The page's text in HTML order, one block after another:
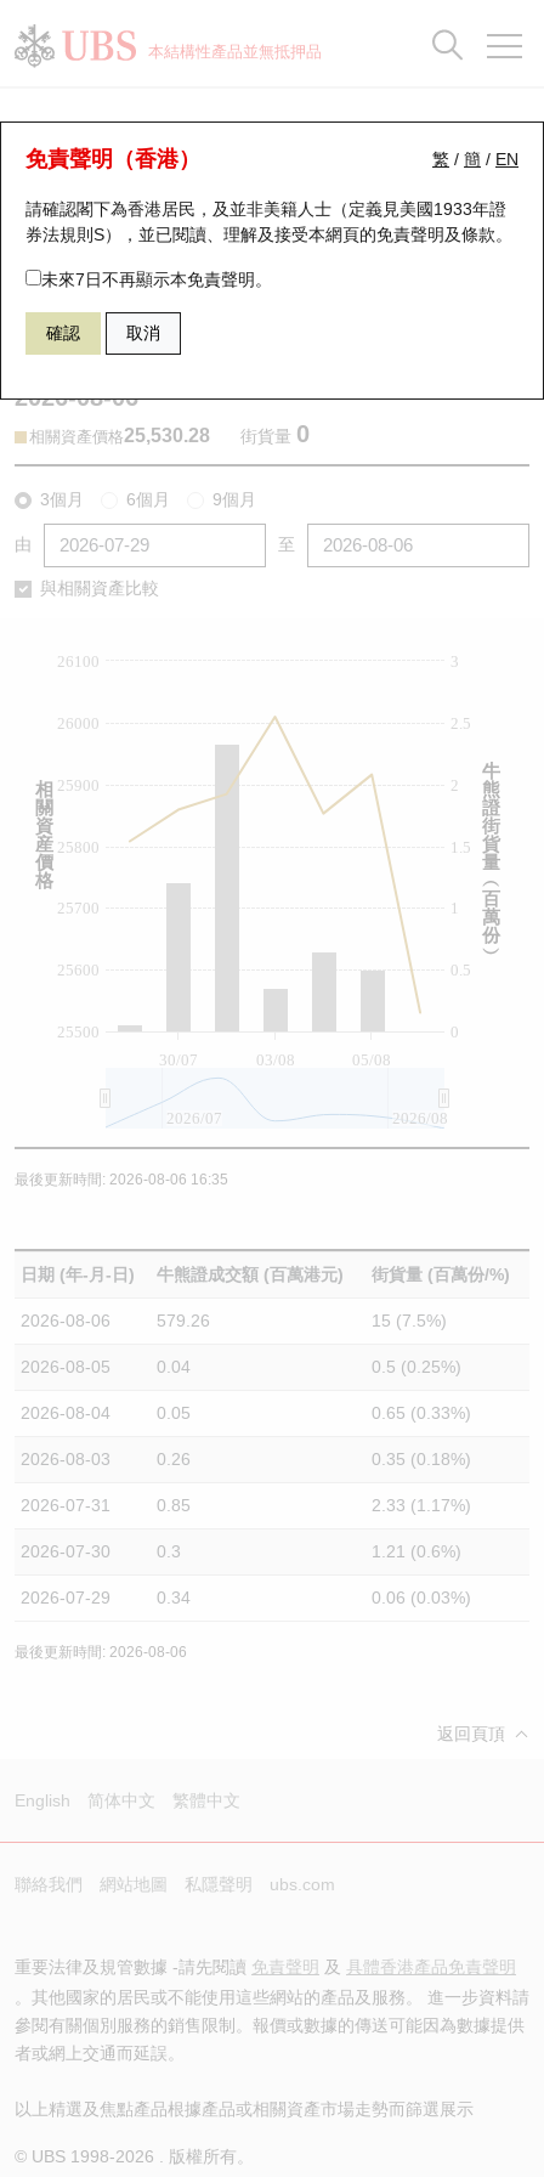
本結構性產品並無抵押品
繁 / 簡 / EN
免責聲明（香港）
請確認閣下為香港居民，及並非美籍人士（定義見美國1933年證
券法規則S），並已閱讀、理解及接受本網頁的免責聲明及條款。
未來7日不再顯示本免責聲明。
確認 取消
牛熊證分析儀
表現 街貨統計 比較
67440 瑞銀牛證 HSI 恒生指數
2026-08-06
相關資產價格25,530.28 街貨量 0
3個月 6個月 9個月
由 至
與相關資產比較
30/07 03/08 05/08
0
0.5
1
1.5
2
2.5
3
25500
25600
25700
25800
25900
26000
26100
2026/07 2026/08
牛
熊
證
街
貨
量
︵
百
萬
份
︶
相
關
資
産
價
格
最後更新時間: 2026-08-06 16:35
日期 (年-月-日) 牛熊證成交額 (百萬港元) 街貨量 (百萬份/%)
2026-08-06 579.26 15 (7.5%)
2026-08-05 0.04 0.5 (0.25%)
2026-08-04 0.05 0.65 (0.33%)
2026-08-03 0.26 0.35 (0.18%)
2026-07-31 0.85 2.33 (1.17%)
2026-07-30 0.3 1.21 (0.6%)
2026-07-29 0.34 0.06 (0.03%)
最後更新時間: 2026-08-06
返回頁頂
English 简体中文 繁體中文
聯絡我們 網站地圖 私隱聲明 ubs.com
重要法律及規管數據 -請先閱讀 免責聲明 及 具體香港產品免責聲明
。其他國家的居民或不能使用這些網站的產品及服務。 進一步資料請
參閱有關個別服務的銷售限制。報價或數據的傳送可能因為數據提供
者或網上交通而延誤。
以上精選及焦點產品根據產品或相關資產市場走勢而篩選展示
© UBS 1998-2026 . 版權所有。
瑞銀認股證一覽
新發行瑞銀認股證
即將到期認股證
認股證到期結算價查詢
認股證分析儀
認股證/牛熊證日誌
街貨統計
比較
牛熊全景快搜
牛熊證搜尋
牛熊證街貨分佈圖
正股牛熊證列表
新發行瑞銀牛熊證
牛熊證到期結算價查詢
牛熊證文件及公告 (瑞信)
街貨統計
比較
十大升幅/跌幅
十大認股證成交分佈
十天股證佔大市成交
資金流
街貨統計
正股分析儀
二十大活躍股份
恒指成份股
國指成份股
科指成份股
中資ETFs溢價比較
收市競價變化
持股比重
顯示所有持股比重
每月輪證大市專題
輪證專欄
講座及教育短片
認股證投資者教育
牛熊證投資者教育